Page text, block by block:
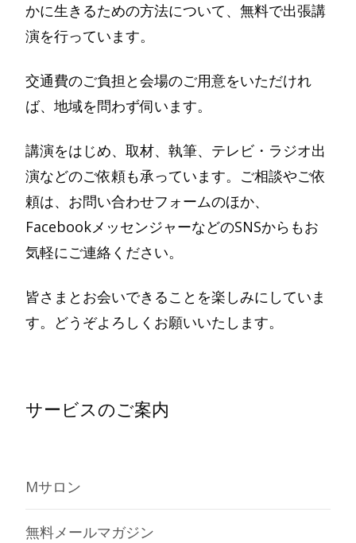
かに生きるための方法について、無料で出張講
演を行っています。
交通費のご負担と会場のご用意をいただけれ
ば、地域を問わず伺います。
講演をはじめ、取材、執筆、テレビ・ラジオ出
演などのご依頼も承っています。ご相談やご依
頼は、お問い合わせフォームのほか、
FacebookメッセンジャーなどのSNSからもお
気軽にご連絡ください。
皆さまとお会いできることを楽しみにしていま
す。どうぞよろしくお願いいたします。
サービスのご案内
Mサロン
無料メールマガジン